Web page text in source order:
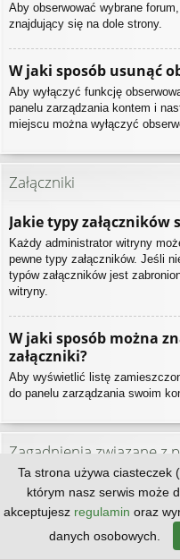
Aby obserwować wybrane
znajdujący się na dole strony.
W jaki sposób usunąć
Aby wyłączyć funkcję
panelu zarządzania kontem i
miejscu można wyłączyć
Załączniki
Jakie typy
Każdy administrator witryny
pewne typy załączników. Jeśli
typów załączników jest
witryny.
W jaki sposób można
załączniki?
Aby wyświetlić listę
do panelu zarządzania swoim
Zagadnienia związane z
Kto jest autorem tego
Prawa autorskie do tego
. Jest
Public License wersja 2 (GPL-
Ta strona używa ciasteczek
którym nasz serwis może
akceptujesz regulamin oraz
danych osobowych.